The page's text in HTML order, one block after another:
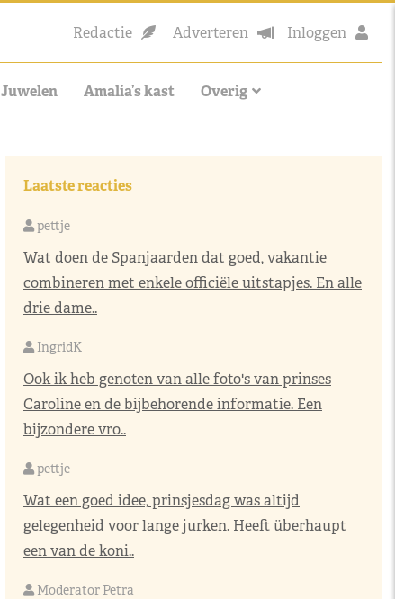
Redactie Adverteren Inloggen
Juwelen Amalia’s kast Overig
Laatste reacties
pettje
Wat doen de Spanjaarden dat goed, vakantie
combineren met enkele officiële uitstapjes. En alle
drie dame..
IngridK
Ook ik heb genoten van alle foto's van prinses
Caroline en de bijbehorende informatie. Een
bijzondere vro..
pettje
Wat een goed idee, prinsjesdag was altijd
gelegenheid voor lange jurken. Heeft überhaupt
een van de koni..
Moderator Petra